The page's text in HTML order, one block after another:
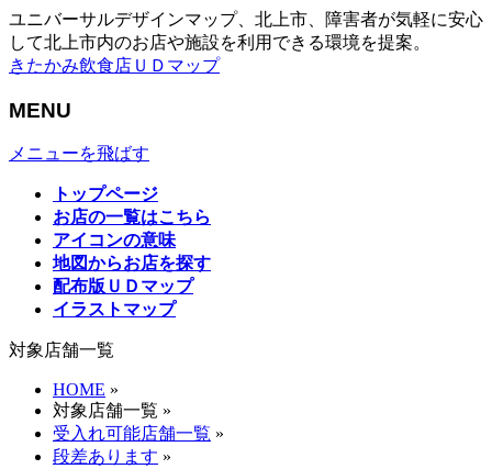
ユニバーサルデザインマップ、北上市、障害者が気軽に安心
して北上市内のお店や施設を利用できる環境を提案。
きたかみ飲食店ＵＤマップ
MENU
メニューを飛ばす
トップページ
お店の一覧はこちら
アイコンの意味
地図からお店を探す
配布版ＵＤマップ
イラストマップ
対象店舗一覧
HOME »
対象店舗一覧 »
受入れ可能店舗一覧 »
段差あります »